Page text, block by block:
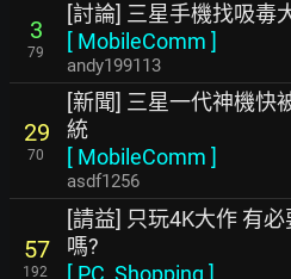
3
79
[討論] 三星手機找吸毒
[ MobileComm ]
andy199113
29
70
[新聞] 三星一代神機快
統
[ MobileComm ]
asdf1256
57
192
[請益] 只玩4K大作 有
嗎?
[ PC_Shopping ]